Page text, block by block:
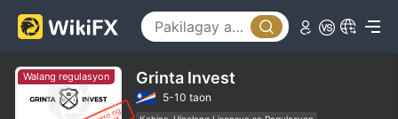
Walang regulasyon Grinta Invest
5-10 taon
5
6
7
4
5
6